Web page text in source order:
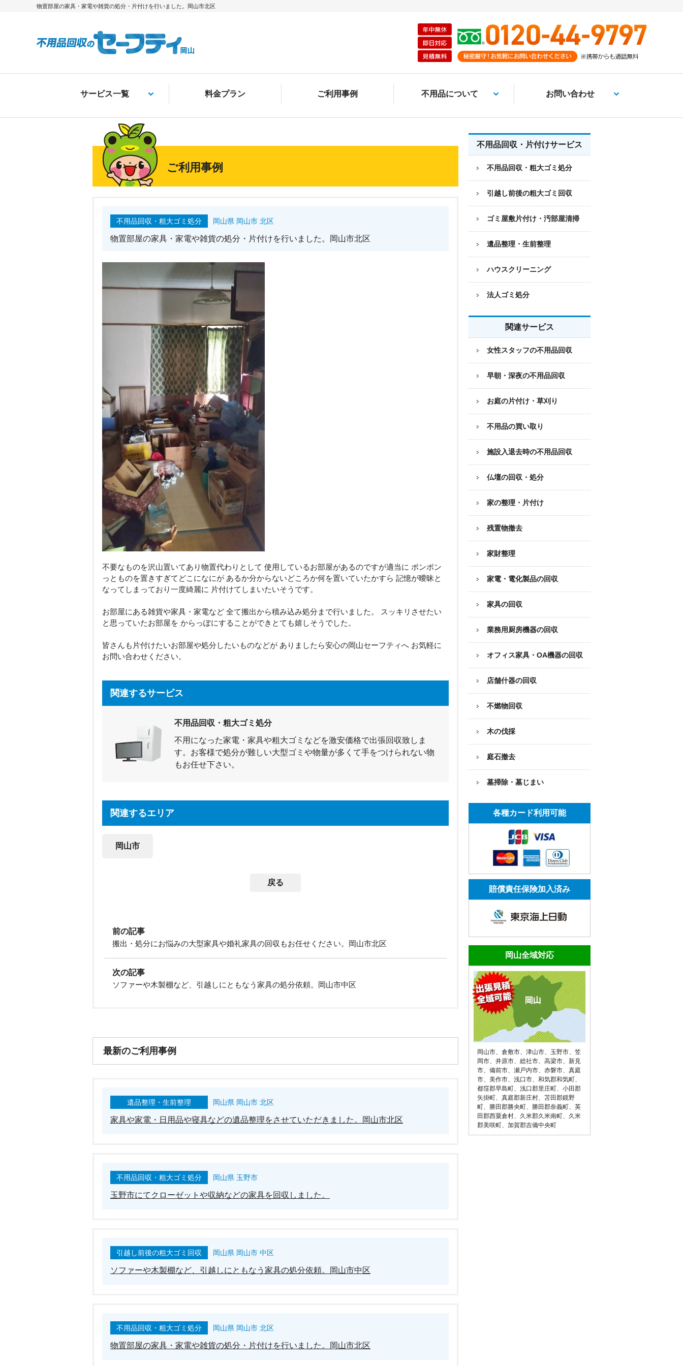
物置部屋の家具・家電や雑貨の処分・片付けを行いました。岡山市北区
サービス一覧 料金プラン ご利用事例 不用品について お問い合わせ
ご利用事例
不用品回収・粗大ゴミ処分 岡山県 岡山市 北区
物置部屋の家具・家電や雑貨の処分・片付けを行いました。岡山市北区
不要なものを沢山置いてあり物置代わりとして 使用しているお部屋があるのですが適当に ポンポン
っとものを置きすぎてどこになにが あるか分からないどころか何を置いていたかすら 記憶が曖昧と
なってしまっており一度綺麗に 片付けてしまいたいそうです。
お部屋にある雑貨や家具・家電など 全て搬出から積み込み処分まで行いました。 スッキリさせたい
と思っていたお部屋を からっぽにすることができとても嬉しそうでした。
皆さんも片付けたいお部屋や処分したいものなどが ありましたら安心の岡山セーフティへ お気軽に
お問い合わせください。
関連するサービス
不用品回収・粗大ゴミ処分
不用になった家電・家具や粗大ゴミなどを激安価格で出張回収致しま
す。お客様で処分が難しい大型ゴミや物量が多くて手をつけられない物
もお任せ下さい。
関連するエリア
岡山市
戻る
前の記事
搬出・処分にお悩みの大型家具や婚礼家具の回収もお任せください。岡山市北区
次の記事
ソファーや木製棚など、引越しにともなう家具の処分依頼。岡山市中区
最新のご利用事例
遺品整理・生前整理 岡山県 岡山市 北区
家具や家電・日用品や寝具などの遺品整理をさせていただきました。岡山市北区
不用品回収・粗大ゴミ処分 岡山県 玉野市
玉野市にてクローゼットや収納などの家具を回収しました。
引越し前後の粗大ゴミ回収 岡山県 岡山市 中区
ソファーや木製棚など、引越しにともなう家具の処分依頼。岡山市中区
不用品回収・粗大ゴミ処分 岡山県 岡山市 北区
物置部屋の家具・家電や雑貨の処分・片付けを行いました。岡山市北区
不用品回収・片付けサービス
不用品回収・粗大ゴミ処分
引越し前後の粗大ゴミ回収
ゴミ屋敷片付け・汚部屋清掃
遺品整理・生前整理
ハウスクリーニング
法人ゴミ処分
関連サービス
女性スタッフの不用品回収
早朝・深夜の不用品回収
お庭の片付け・草刈り
不用品の買い取り
施設入退去時の不用品回収
仏壇の回収・処分
家の整理・片付け
残置物撤去
家財整理
家電・電化製品の回収
家具の回収
業務用厨房機器の回収
オフィス家具 ・OA機器の回収
店舗什器の回収
不燃物回収
木の伐採
庭石撤去
墓掃除・墓じまい
各種カード利用可能
賠償責任保険加入済み
岡山全域対応
岡山市、 倉敷市、 津山市、 玉野市、 笠
岡市、 井原市、 総社市、 高梁市、 新見
市、 備前市、 瀬戸内市、 赤磐市、 真庭
市、 美作市、 浅口市、 和気郡和気町、
都窪郡早島町、 浅口郡里庄町、 小田郡
矢掛町、 真庭郡新庄村、 苫田郡鏡野
町、 勝田郡勝央町、 勝田郡奈義町、 英
田郡西粟倉村、 久米郡久米南町、 久米
郡美咲町、 加賀郡吉備中央町